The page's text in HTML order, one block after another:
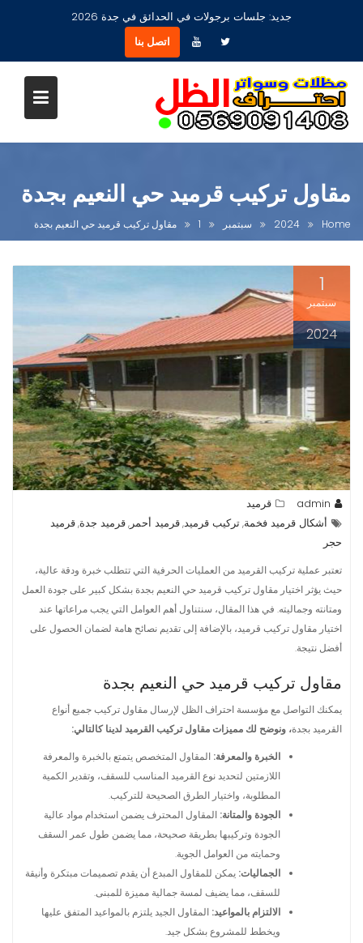
جديد: جلسات برجولات في الحدائق في جدة 2026
اتصل بنا
مقاول تركيب قرميد حي النعيم بجدة
Home
2024 سبتمبر 1 مقاول تركيب قرميد حي النعيم بجدة
1
سبتمبر
2024
admin
قرميد
أشكال قرميد فخمة,تركيب قرميد,قرميد أحمر,قرميد جدة,قرميد
حجر
تعتبر عملية تركيب القرميد من العمليات الحرفية التي تتطلب خبرة ودقة عالية،
حيث يؤثر اختيار مقاول تركيب قرميد حي النعيم بجدة بشكل كبير على جودة العمل
ومتانته وجماليته. في هذا المقال، سنتناول أهم العوامل التي يجب مراعاتها عند
اختيار مقاول تركيب قرميد، بالإضافة إلى تقديم نصائح هامة لضمان الحصول على
أفضل نتيجة.
مقاول تركيب قرميد حي النعيم بجدة
يمكنك التواصل مع مؤسسة احتراف الظل لإرسال مقاول تركيب جميع أنواع
القرميد بجدة، ونوضح لك مميزات مقاول تركيب القرميد لدينا كالتالي:
الخبرة والمعرفة: المقاول المتخصص يتمتع بالخبرة والمعرفة
اللازمتين لتحديد نوع القرميد المناسب للسقف، وتقدير الكمية
المطلوبة، واختيار الطرق الصحيحة للتركيب.
الجودة والمتانة: المقاول المحترف يضمن استخدام مواد عالية
الجودة وتركيبها بطريقة صحيحة، مما يضمن طول عمر السقف
وحمايته من العوامل الجوية.
الجماليات: يمكن للمقاول المبدع أن يقدم تصميمات مبتكرة وأنيقة
للسقف، مما يضيف لمسة جمالية مميزة للمبنى.
الالتزام بالمواعيد: المقاول الجيد يلتزم بالمواعيد المتفق عليها
ويخطط للمشروع بشكل جيد.